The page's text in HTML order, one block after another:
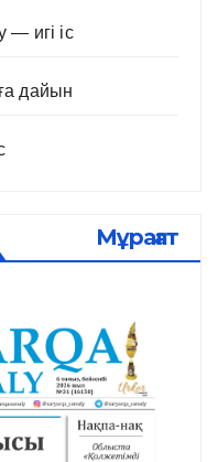
— игі іс
дайын
Мұрағат